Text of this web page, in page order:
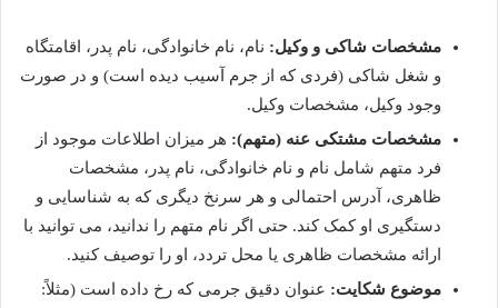
مشخصات شاکی و وکیل: نام، نام خانوادگی، نام پدر، اقامتگاه
و شغل شاکی (فردی که از جرم آسیب دیده است) و در صورت
وجود وکیل، مشخصات وکیل.
مشخصات مشتکی عنه (متهم): هر میزان اطلاعات موجود از
فرد متهم شامل نام و نام خانوادگی، نام پدر، مشخصات
ظاهری، آدرس احتمالی و هر سرنخ دیگری که به شناسایی و
دستگیری او کمک کند. حتی اگر نام متهم را ندانید، می توانید با
ارائه مشخصات ظاهری یا محل تردد، او را توصیف کنید.
موضوع شکایت: عنوان دقیق جرمی که رخ داده است (مثلاً: